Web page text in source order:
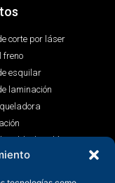
corte por láser
freno
esquilar
laminación
soldadura láser